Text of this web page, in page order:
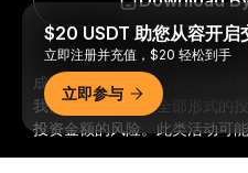
成为第一个获得加密货币世界
我们的时事通讯。全部形式的
投资金额的风险。此类活动可
$20 USDT 助您从容开启
立即注册并充值，$20 轻松到手
立即参与